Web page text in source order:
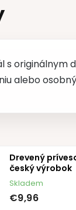
originálnym
alebo
Drevený
český výrobok
Skladem
€9,96